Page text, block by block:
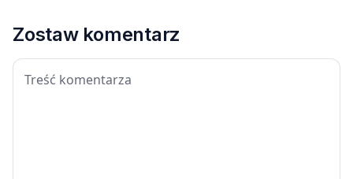
Zostaw komentarz